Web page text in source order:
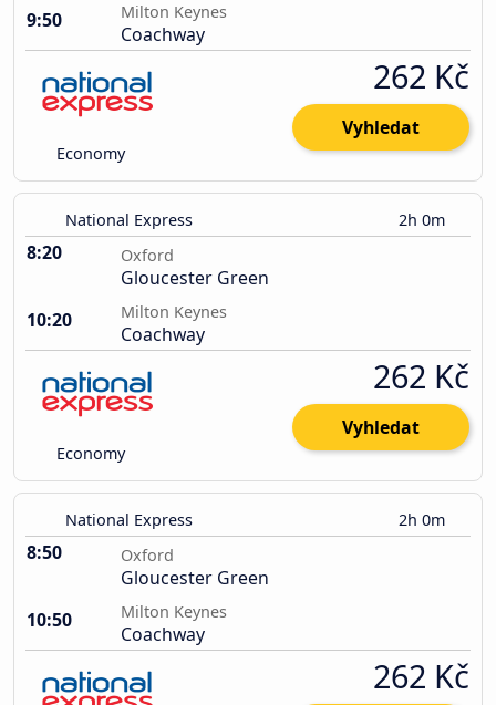
9:50
Milton Keynes
Coachway
Economy
262 Kč
Vyhledat
National Express 2h 0m
8:20 Oxford
Gloucester Green
10:20
Milton Keynes
Coachway
Economy
262 Kč
Vyhledat
National Express 2h 0m
8:50 Oxford
Gloucester Green
10:50
Milton Keynes
Coachway
262 Kč